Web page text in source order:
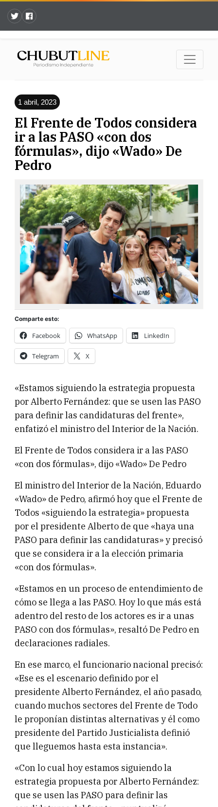
1 abril, 2023
El Frente de Todos considera
ir a las PASO «con dos
fórmulas», dijo «Wado» De
Pedro
Comparte esto:
Facebook WhatsApp LinkedIn
Telegram X
«Estamos siguiendo la estrategia propuesta
por Alberto Fernández: que se usen las PASO
para definir las candidaturas del frente»,
enfatizó el ministro del Interior de la Nación.
El Frente de Todos considera ir a las PASO
«con dos fórmulas», dijo «Wado» De Pedro
El ministro del Interior de la Nación, Eduardo
«Wado» de Pedro, afirmó hoy que el Frente de
Todos «siguiendo la estrategia» propuesta
por el presidente Alberto de que «haya una
PASO para definir las candidaturas» y precisó
que se considera ir a la elección primaria
«con dos fórmulas».
«Estamos en un proceso de entendimiento de
cómo se llega a las PASO. Hoy lo que más está
adentro del resto de los actores es ir a unas
PASO con dos fórmulas», resaltó De Pedro en
declaraciones radiales.
En ese marco, el funcionario nacional precisó:
«Ese es el escenario definido por el
presidente Alberto Fernández, el año pasado,
cuando muchos sectores del Frente de Todo
le proponían distintas alternativas y él como
presidente del Partido Justicialista definió
que lleguemos hasta esta instancia».
«Con lo cual hoy estamos siguiendo la
estrategia propuesta por Alberto Fernández:
que se usen las PASO para definir las